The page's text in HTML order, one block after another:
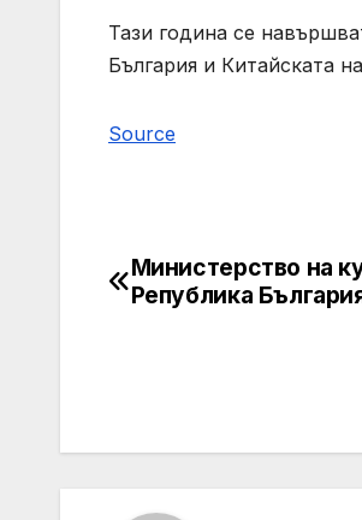
Тази година се
България и Китайската
Source
Post
Министерство на
Република